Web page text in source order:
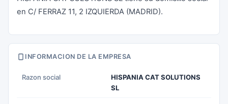
en C/ FERRAZ 11, 2 IZQUIERDA (MADRID).
INFORMACION DE LA EMPRESA
Razon social
HISPANIA CAT SOLUTIONS
SL